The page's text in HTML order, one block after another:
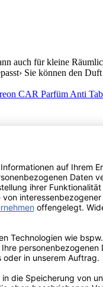
auch für kleine
Sie können den
Kein
exklusive Düfte